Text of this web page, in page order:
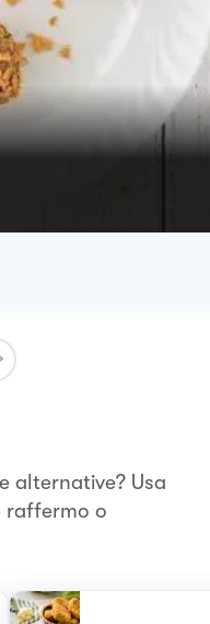
alternative? Usa
raffermo o